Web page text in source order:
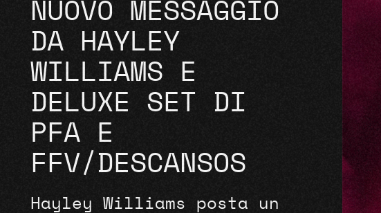
NUOVO MESSAGGIO
DA HAYLEY
WILLIAMS E
DELUXE SET DI
PFA E
FFV/DESCANSOS
Hayley Williams posta un